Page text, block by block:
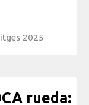
2025
rueda: